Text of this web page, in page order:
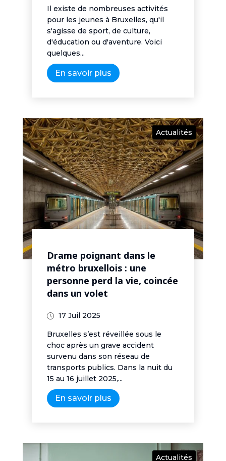
Il existe de nombreuses activités
pour les jeunes à Bruxelles, qu'il
s'agisse de sport, de culture,
d'éducation ou d'aventure. Voici
quelques...
En savoir plus
Actualités
Drame poignant dans le
métro bruxellois : une
personne perd la vie, coincée
dans un volet
17 Juil 2025
Bruxelles s’est réveillée sous le
choc après un grave accident
survenu dans son réseau de
transports publics. Dans la nuit du
15 au 16 juillet 2025,...
En savoir plus
Actualités